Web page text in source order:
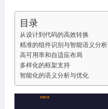
目录
从设计到代码的高效转换
精准的组件识别与智能语义分析
高可用率和自适应布局
多样化的框架支持
智能化的语义分析与优化